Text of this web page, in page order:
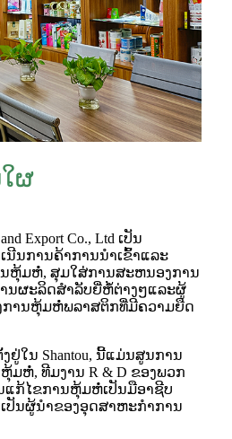
ຜ
Export Co., Ltd ເປັນ
ນການຄ້າການນໍາເຂົ້າແລະ
ຫຸ້ມຫໍ່, ສຸມໃສ່ການສະຫນອງການ
ນຜະລິດສໍາລັບຍີ່ຫໍ້ຕ່າງໆແລະຜູ້
ການຫຸ້ມຫໍ່ພລາສຕິກທີ່ມີຄວາມຍືດ
ຢູ່ໃນ Shantou, ນີ້ແມ່ນສູນການ
ຫໍ່, ທີມງານ R & D ຂອງພວກ
ແກ້ໄຂການຫຸ້ມຫໍ່ເປັນມືອາຊີບ
ປັນຜູ້ນໍາຂອງອຸດສາຫະກໍາການ